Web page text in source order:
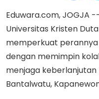
Eduwara.com, JOGJA
Universitas Kristen
memperkuat
dengan memimpin
menjaga keberlanjutan
Bantalwatu,